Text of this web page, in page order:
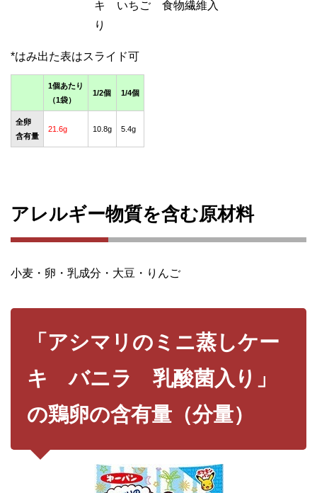
キ いちご 食物繊維入
り
1個あたり
（1袋）
1/2個 1/4個
全卵
含有量
21.6g 10.8g 5.4g
アレルギー物質を含む原材料
小麦・卵・乳成分・大豆・りんご
「アシマリのミニ蒸しケー
キ バニラ 乳酸菌入り」
の鶏卵の含有量（分量）